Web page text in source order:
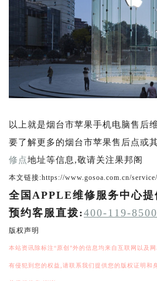
以上就是烟台市苹果手机电脑售后
要了解更多的烟台市苹果售后点或
修点地址等信息,敬请关注果邦阁
本文链接:https://www.gosoa.com.cn/
全国APPLE维修服务中心
预约客服直拨:400-119-8500
版权声明
本站资讯除标注“原创”外的信息均来自互联网以及
有侵犯到您的权益,请联系我们提供您的版权证明和